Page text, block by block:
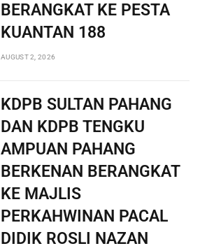
BERANGKAT KE PESTA
KUANTAN 188
AUGUST 2, 2026
KDPB SULTAN PAHANG
DAN KDPB TENGKU
AMPUAN PAHANG
BERKENAN BERANGKAT
KE MAJLIS
PERKAHWINAN PACAL
DIDIK ROSLI NAZAN